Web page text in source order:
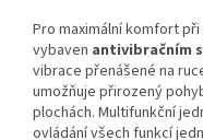
Pro maximální komfort při
vybaven antivibračním
vibrace přenášené na
umožňuje přirozený
plochách. Multifunkční
ovládání všech funkcí